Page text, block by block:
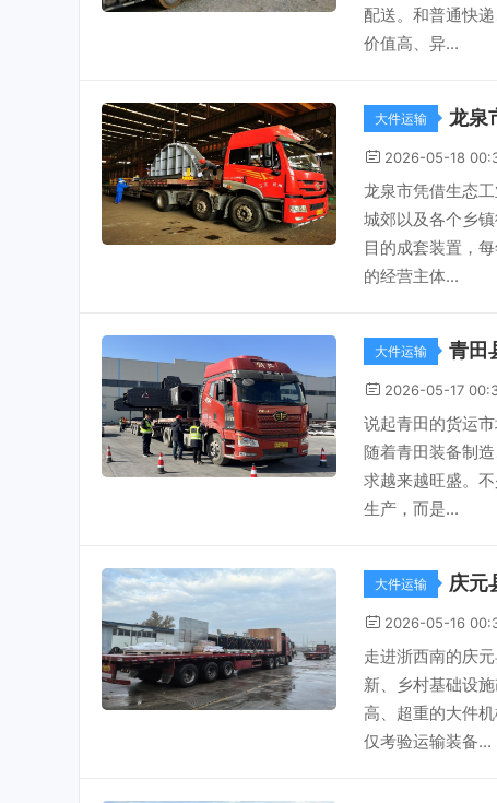
配送。和普通快
价值高、异...
大件运输 龙泉
2026-05-18
龙泉市凭借生态
城郊以及各个乡
目的成套装置，
的经营主体...
大件运输 青田
2026-05-17
说起青田的货运
随着青田装备制
求越来越旺盛。
生产，而是...
大件运输 庆元
2026-05-16
走进浙西南的庆
新、乡村基础设
高、超重的大件
仅考验运输装备...